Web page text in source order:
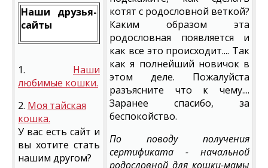
Наши друзья-
сайты
1. Наши
любимые кошки.
2. Моя тайская
кошка.
У вас есть сайт и
вы хотите стать
нашим другом?
котят с родословной веткой?
Каким образом эта
родословная появляется и
как все это происходит.... Так
как я полнейший новичок в
этом деле. Пожалуйста
разъясните что к чему....
Заранее спасибо, за
беспокойство.
По поводу получения
сертификата - начальной
родословной для кошки-мамы